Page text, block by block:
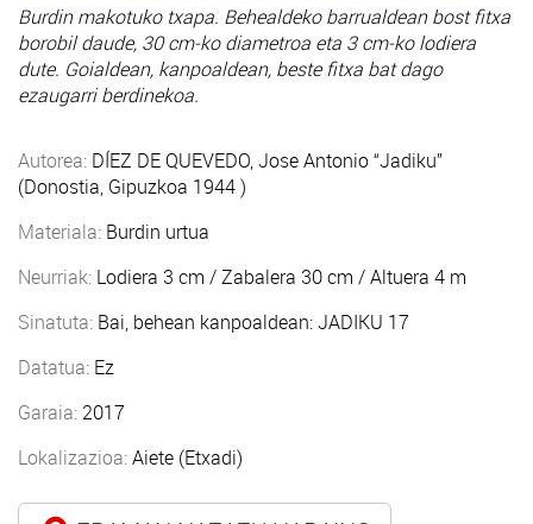
Burdin makotuko txapa. Behealdeko barrualdean bost fitxa
borobil daude, 30 cm-ko diametroa eta 3 cm-ko lodiera
dute. Goialdean, kanpoaldean, beste fitxa bat dago
ezaugarri berdinekoa.
Autorea: DÍEZ DE QUEVEDO, Jose Antonio “Jadiku”
(Donostia, Gipuzkoa 1944 )
Materiala: Burdin urtua
Neurriak: Lodiera 3 cm / Zabalera 30 cm / Altuera 4 m
Sinatuta: Bai, behean kanpoaldean: JADIKU 17
Datatua: Ez
Garaia: 2017
Lokalizazioa:Aiete (Etxadi)